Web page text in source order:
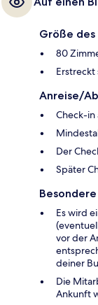
Größe
80
Erstreckt
Anreise/
Check-in
Der
Später
Es wird
vor der
deiner
Die
Ankunft